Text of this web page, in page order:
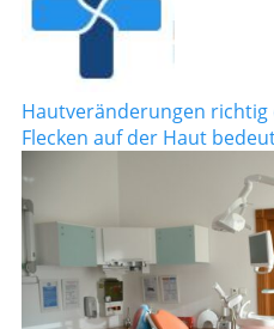
Hautveränderungen richtig
Flecken auf der Haut